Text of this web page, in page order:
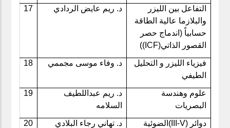
التفاعل بين الليزر
والبلازما عالية الطاقة
حسابياً (اندماج حصر
القصور الذاتيICF)
))
د. ريم عايض الردادي 17
فيزياء الليزر و التحليل
الطيفي
د. وفاء موسى مجممي 18
علوم وهندسة
البصريات
د. ريم عبداللطيف
السلامه
19
دوائر (III-V) الضوئية
د. تهاني رجاء البلادي 20